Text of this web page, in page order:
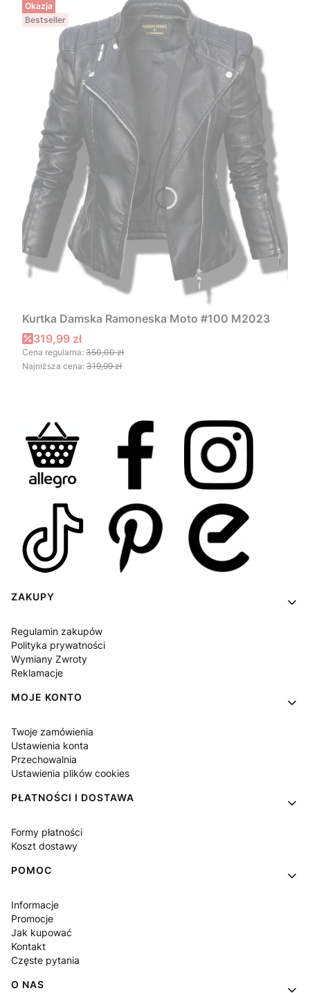
Okazja
Bestseller
Kurtka Damska Ramoneska Moto #100 M2023
Cena promocyjna
319,99 zł
Cena regularna: 350,00 zł
Najniższa cena: 319,99 zł
Linki w stopce
ZAKUPY
Regulamin zakupów
Polityka prywatności
Wymiany Zwroty
Reklamacje
MOJE KONTO
Twoje zamówienia
Ustawienia konta
Przechowalnia
Ustawienia plików cookies
PŁATNOŚCI I DOSTAWA
Formy płatności
Koszt dostawy
POMOC
Informacje
Promocje
Jak kupować
Kontakt
Częste pytania
O NAS